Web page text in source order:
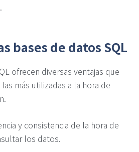
bases de datos SQL
ofrecen diversas ventajas que
más utilizadas a la hora de
y consistencia de la hora de
los datos.